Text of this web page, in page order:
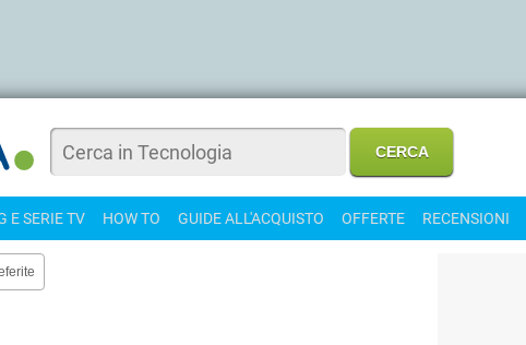
E SERIE TV HOW TO GUIDE ALL'ACQUISTO OFFERTE RECENSIONI